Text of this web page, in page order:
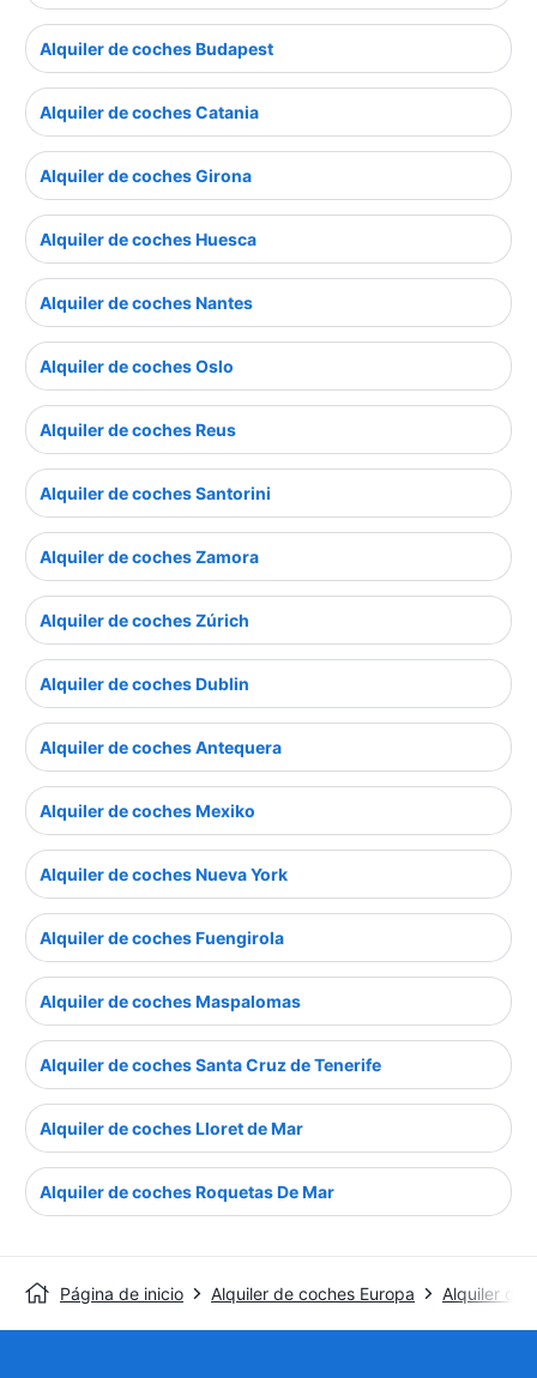
Alquiler de coches Budapest
Alquiler de coches Catania
Alquiler de coches Girona
Alquiler de coches Huesca
Alquiler de coches Nantes
Alquiler de coches Oslo
Alquiler de coches Reus
Alquiler de coches Santorini
Alquiler de coches Zamora
Alquiler de coches Zúrich
Alquiler de coches Dublin
Alquiler de coches Antequera
Alquiler de coches Mexiko
Alquiler de coches Nueva York
Alquiler de coches Fuengirola
Alquiler de coches Maspalomas
Alquiler de coches Santa Cruz de Tenerife
Alquiler de coches Lloret de Mar
Alquiler de coches Roquetas De Mar
Página de inicio Alquiler de coches Europa Alquiler de